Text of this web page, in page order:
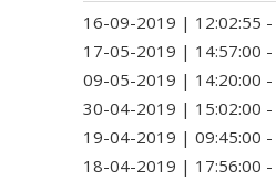
16-09-2019 | 12:02:55 -
17-05-2019 | 14:57:00 -
09-05-2019 | 14:20:00 -
30-04-2019 | 15:02:00 -
19-04-2019 | 09:45:00 -
18-04-2019 | 17:56:00 -